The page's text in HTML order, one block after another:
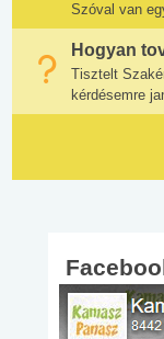
Szóval van
Hogyan
Tisztelt
kérdésemre